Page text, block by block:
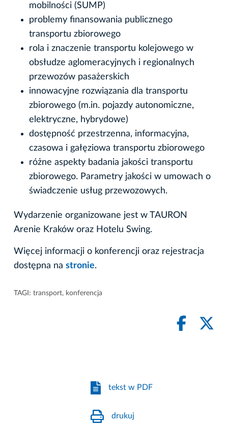
mobilności (SUMP)
problemy finansowania publicznego
transportu zbiorowego
rola i znaczenie transportu kolejowego w
obsłudze aglomeracyjnych i regionalnych
przewozów pasażerskich
innowacyjne rozwiązania dla transportu
zbiorowego (m.in. pojazdy autonomiczne,
elektryczne, hybrydowe)
dostępność przestrzenna, informacyjna,
czasowa i gałęziowa transportu zbiorowego
różne aspekty badania jakości transportu
zbiorowego. Parametry jakości w umowach o
świadczenie usług przewozowych.
Wydarzenie organizowane jest w TAURON
Arenie Kraków oraz Hotelu Swing.
Więcej informacji o konferencji oraz rejestracja
dostępna na stronie.
TAGI: transport, konferencja
tekst w PDF
drukuj